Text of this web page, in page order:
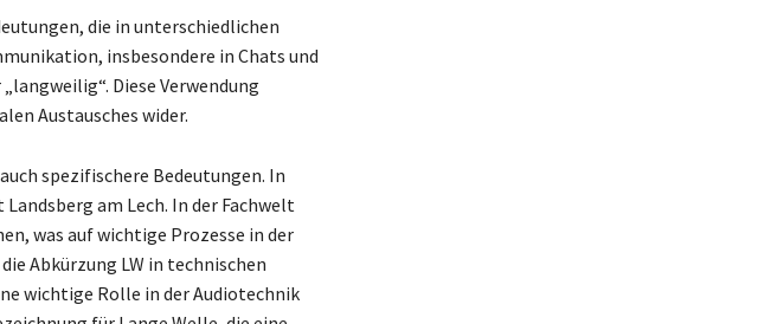
die in unterschiedlichen
insbesondere in Chats und
Diese Verwendung
Austausches wider.
spezifischere Bedeutungen. In
am Lech. In der Fachwelt
was auf wichtige Prozesse in der
Abkürzung LW in technischen
wichtige Rolle in der Audiotechnik